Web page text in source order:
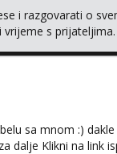
i razgovarati o
s
sa mnom :)
dalje Klikni na link